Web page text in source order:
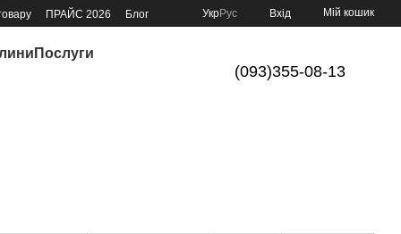
ПРАЙС 2026
Блог
УкрРус Вхід Мій кошик
Послуги
(093)355-08-13